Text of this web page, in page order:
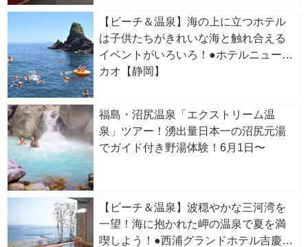
【ビーチ＆温泉】海の上に立つホテル
は子供たちがきれいな海と触れ合える
イベントがいろいろ！●ホテルニューア
カオ【静岡】
福島・沼尻温泉「エクストリーム温
泉」ツアー！湧出量日本一の沼尻元湯
でガイド付き野湯体験！6月1日〜
【ビーチ＆温泉】波穏やかな三河湾を
一望！海に抱かれた岬の温泉で夏を満
喫しよう！●西浦グランドホテル吉慶